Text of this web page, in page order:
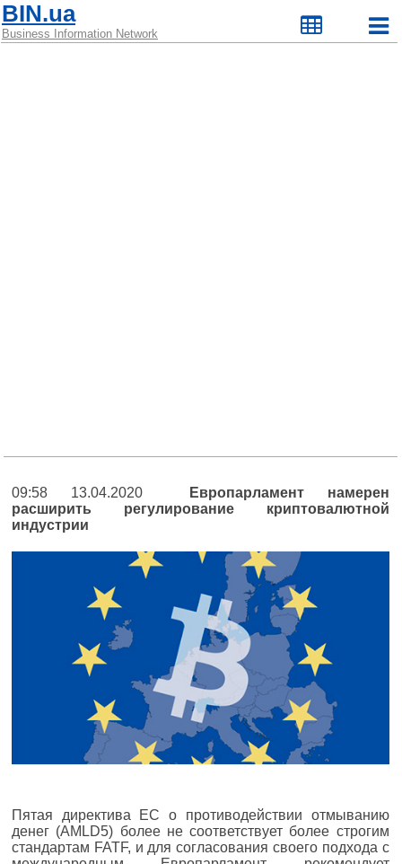
BIN.ua
Business Information Network
09:58 13.04.2020
Европарламент намерен
расширить регулирование криптовалютной
индустрии
Пятая директива ЕС о противодействии отмыванию
денег (AMLD5) более не соответствует более строгим
стандартам FATF, и для согласования своего подхода с